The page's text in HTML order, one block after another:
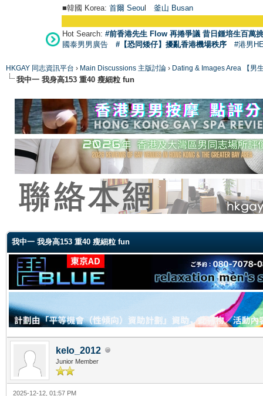
■韓國 Korea: 首爾 Seoul 釜山 Busan
Hot Search: #前香港先生 Flow 再捲爭議 昔日鍾培生百萬
國泰男男廣告
#【恐同矮仔】擾亂香港機場秩序 #港男
HKGAY 同志資訊平台 › Main Discussions 主版討論 › Dating & Images Area 【男
我中一 我身高153 重40 瘦細粒 fun
我中一 我身高153 重40 瘦細粒 fun
kelo_2012
Junior Member
2025-12-12, 01:57 PM